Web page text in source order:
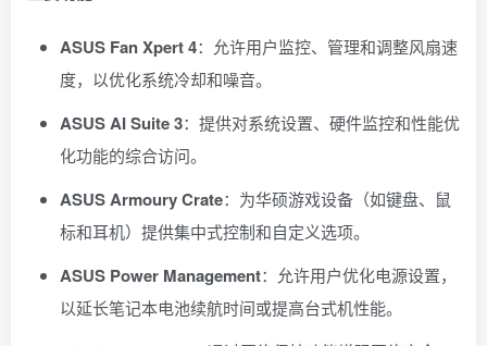
ASUS Fan Xpert 4：允许用户监控、管理和调整风扇速
度，以优化系统冷却和噪音。
ASUS AI Suite 3：提供对系统设置、硬件监控和性能优
化功能的综合访问。
ASUS Armoury Crate：为华硕游戏设备（如键盘、鼠
标和耳机）提供集中式控制和自定义选项。
ASUS Power Management：允许用户优化电源设置，
以延长笔记本电池续航时间或提高台式机性能。